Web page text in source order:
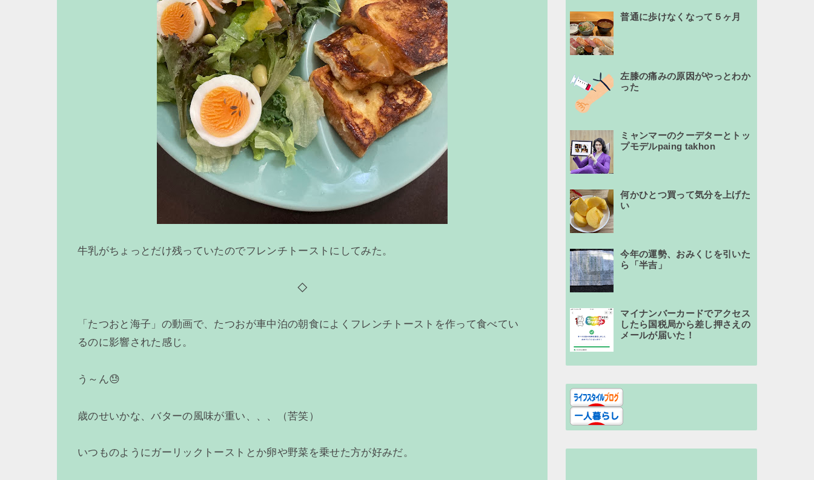
牛乳がちょっとだけ残っていたのでフレンチトーストにしてみた。
◇
「たつおと海子」の動画で、たつおが車中泊の朝食によくフレンチトーストを作って食べてい
るのに影響された感じ。
う～ん😓
歳のせいかな、バターの風味が重い、、、（苦笑）
いつものようにガーリックトーストとか卵や野菜を乗せた方が好みだ。
普通に歩けなくなって５ヶ月
左膝の痛みの原因がやっとわか
った
ミャンマーのクーデターとトッ
プモデルpaing takhon
何かひとつ買って気分を上げた
い
今年の運勢、おみくじを引いた
ら「半吉」
マイナンバーカードでアクセス
したら国税局から差し押さえの
メールが届いた！